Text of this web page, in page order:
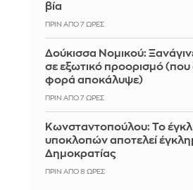
βία
ΠΡΙΝ ΑΠΌ 7 ΏΡΕΣ
Δούκισσα Νομικού:
σε εξωτικό προορισμό (που
φορά αποκάλυψε)
ΠΡΙΝ ΑΠΌ 7 ΏΡΕΣ
Κωνσταντοπούλου: Το
υποκλοπών αποτελεί
Δημοκρατίας
ΠΡΙΝ ΑΠΌ 8 ΏΡΕΣ